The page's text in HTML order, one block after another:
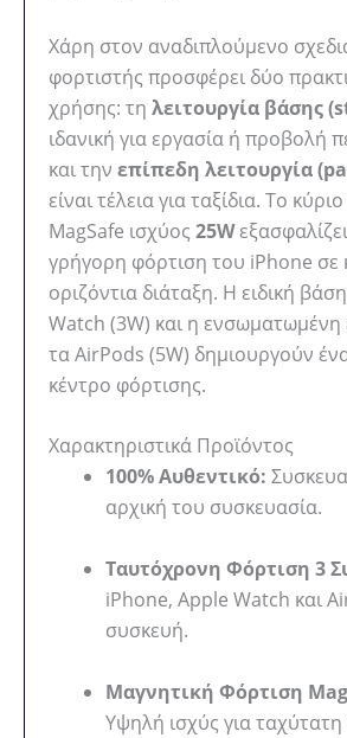
Χάρη στον αναδιπλούμενο
φορτιστής προσφέρει δύο
χρήσης: τη λειτουργία βάσης
ιδανική για εργασία ή προβολή
και την επίπεδη λειτουργία
είναι τέλεια για ταξίδια. Το
MagSafe ισχύος 25W
γρήγορη φόρτιση του iPhone σε
οριζόντια διάταξη. Η ειδική
Watch (3W) και η ενσωματωμένη
τα AirPods (5W) δημιουργούν
κέντρο φόρτισης.
Χαρακτηριστικά Προϊόντος
100% Αυθεντικό:
αρχική του συσκευασία.
Ταυτόχρονη Φόρτιση 3
iPhone, Apple Watch και
συσκευή.
Μαγνητική Φόρτιση
Υψηλή ισχύς για